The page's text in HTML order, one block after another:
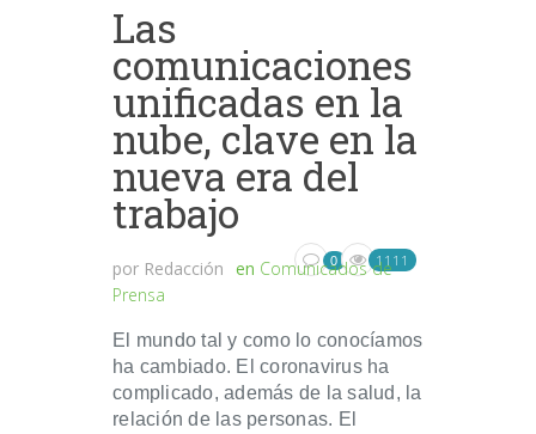
Las
comunicaciones
unificadas en la
nube, clave en la
nueva era del
trabajo
por Redacción en Comunicados de
Prensa
0 1111
El mundo tal y como lo conocíamos
ha cambiado. El coronavirus ha
complicado, además de la salud, la
relación de las personas. El